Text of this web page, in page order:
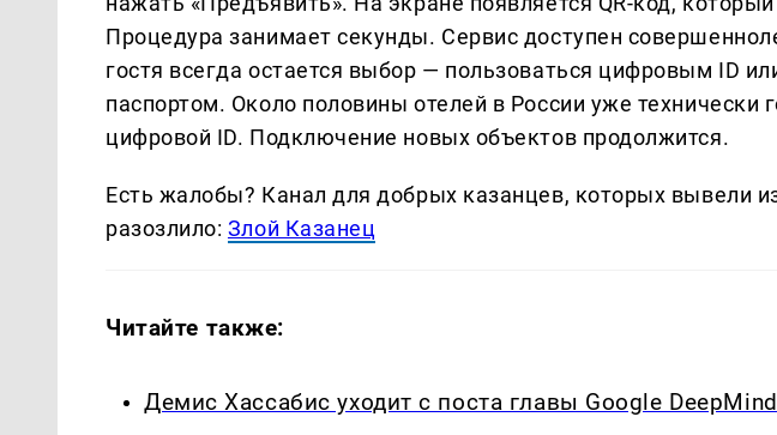
Процедура занимает секунды. Сервис доступен
гостя всегда остается выбор — пользоваться цифровым ID
паспортом. Около половины отелей в России уже технически
цифровой ID. Подключение новых объектов продолжится.
Есть жалобы? Канал для добрых казанцев, которых вывели
разозлило: Злой Казанец
Читайте также:
Демис Хассабис уходит с поста главы Google DeepMind